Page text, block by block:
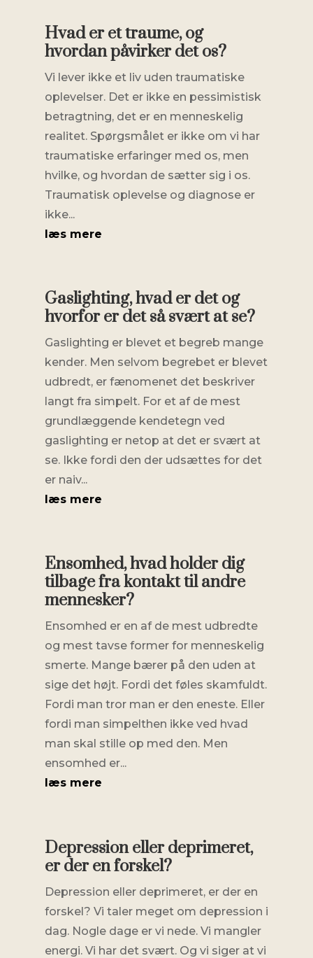
Hvad er et traume, og
hvordan påvirker det os?
Vi lever ikke et liv uden traumatiske
oplevelser. Det er ikke en pessimistisk
betragtning, det er en menneskelig
realitet. Spørgsmålet er ikke om vi har
traumatiske erfaringer med os, men
hvilke, og hvordan de sætter sig i os.
Traumatisk oplevelse og diagnose er
ikke...
læs mere
Gaslighting, hvad er det og
hvorfor er det så svært at se?
Gaslighting er blevet et begreb mange
kender. Men selvom begrebet er blevet
udbredt, er fænomenet det beskriver
langt fra simpelt. For et af de mest
grundlæggende kendetegn ved
gaslighting er netop at det er svært at
se. Ikke fordi den der udsættes for det
er naiv...
læs mere
Ensomhed, hvad holder dig
tilbage fra kontakt til andre
mennesker?
Ensomhed er en af de mest udbredte
og mest tavse former for menneskelig
smerte. Mange bærer på den uden at
sige det højt. Fordi det føles skamfuldt.
Fordi man tror man er den eneste. Eller
fordi man simpelthen ikke ved hvad
man skal stille op med den. Men
ensomhed er...
læs mere
Depression eller deprimeret,
er der en forskel?
Depression eller deprimeret, er der en
forskel? Vi taler meget om depression i
dag. Nogle dage er vi nede. Vi mangler
energi. Vi har det svært. Og vi siger at vi